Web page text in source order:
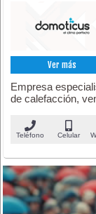
Ver más
Empresa
de calefacción,
Teléfono Celular